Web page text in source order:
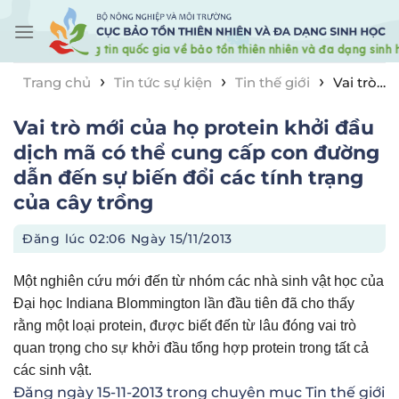
content
Trang chủ
› Tin tức sự kiện › Tin thế giới › Vai trò
con đường dẫn đến sự biến đổi các tính trạng của cây
trồng
Vai trò mới của họ protein khởi đầu
dịch mã có thể cung cấp con đường
dẫn đến sự biến đổi các tính trạng
của cây trồng
Đăng lúc02:06 Ngày 15/11/2013
Một nghiên cứu mới đến từ nhóm các nhà sinh vật học của
Đại học Indiana Blommington lần đầu tiên đã cho thấy
rằng một loại protein, được biết đến từ lâu đóng vai trò
quan trọng cho sự khởi đầu tổng hợp protein trong tất cả
các sinh vật.
Đăng ngày 15-11-2013 trong chuyên mục Tin thế giới